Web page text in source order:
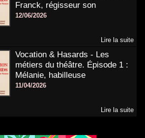
Franck, régisseur son
12/06/2026
Lire la suite
Vocation & Hasards - Les
métiers du théâtre. Épisode 1 :
Mélanie, habilleuse
11/04/2026
Lire la suite